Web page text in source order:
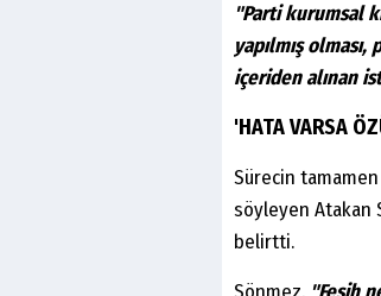
"Parti kurumsal
yapılmış
içeriden alınan
'HATA VARSA
Sürecin
söyleyen Atakan
belirtti.